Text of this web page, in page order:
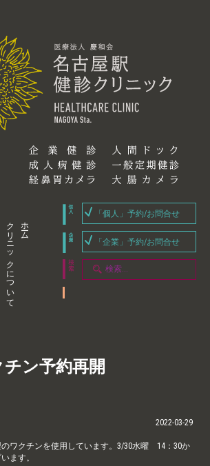
クリニックについて ホーム
「個人」予約/お問合せ
「企業」予約/お問合せ
ン予約再開
2022-03-29
ワクチンを使用しています。3/30水曜 14：30か
ます。